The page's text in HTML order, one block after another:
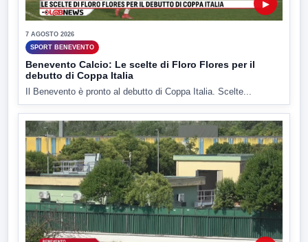
▶
7 AGOSTO 2026
SPORT BENEVENTO
Benevento Calcio: Le scelte di Floro Flores per il
debutto di Coppa Italia
Il Benevento è pronto al debutto di Coppa Italia. Scelte...